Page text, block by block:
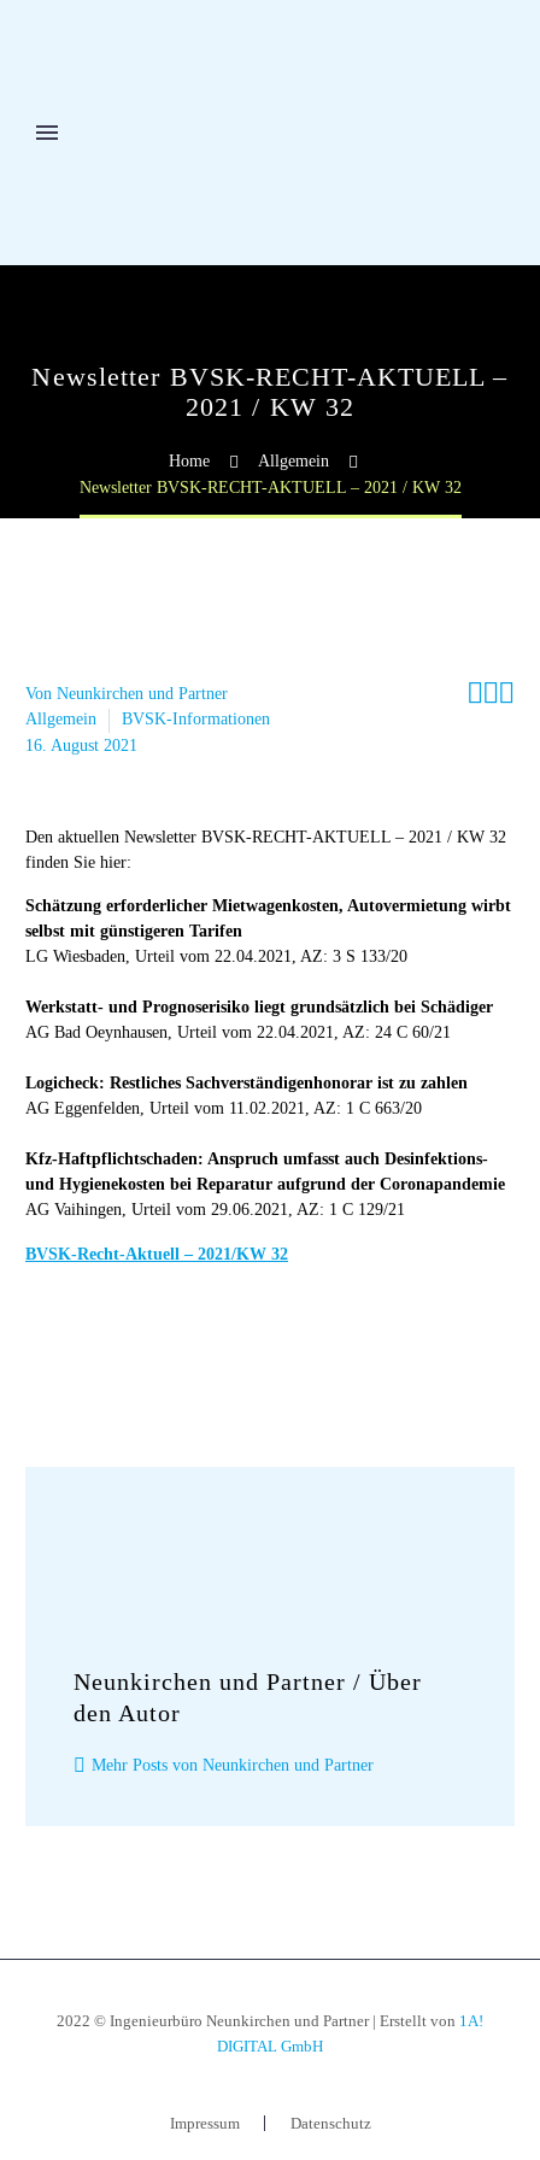
Newsletter BVSK-RECHT-AKTUELL –
2021 / KW 32
Home
Allgemein
Newsletter BVSK-RECHT-AKTUELL – 2021 / KW 32

Von Neunkirchen und Partner
Allgemein
BVSK-Informationen
16. August 2021
Den aktuellen Newsletter BVSK-RECHT-AKTUELL – 2021 / KW 32
finden Sie hier:
Schätzung erforderlicher Mietwagenkosten, Autovermietung wirbt
selbst mit günstigeren Tarifen
LG Wiesbaden, Urteil vom 22.04.2021, AZ: 3 S 133/20
Werkstatt- und Prognoserisiko liegt grundsätzlich bei Schädiger
AG Bad Oeynhausen, Urteil vom 22.04.2021, AZ: 24 C 60/21
Logicheck: Restliches Sachverständigenhonorar ist zu zahlen
AG Eggenfelden, Urteil vom 11.02.2021, AZ: 1 C 663/20
Kfz-Haftpflichtschaden: Anspruch umfasst auch Desinfektions-
und Hygienekosten bei Reparatur aufgrund der Coronapandemie
AG Vaihingen, Urteil vom 29.06.2021, AZ: 1 C 129/21
BVSK-Recht-Aktuell – 2021/KW 32
Neunkirchen und Partner / Über
den Autor
Mehr Posts von Neunkirchen und Partner
2022 © Ingenieurbüro Neunkirchen und Partner | Erstellt von 1A!
DIGITAL GmbH
Impressum Datenschutz